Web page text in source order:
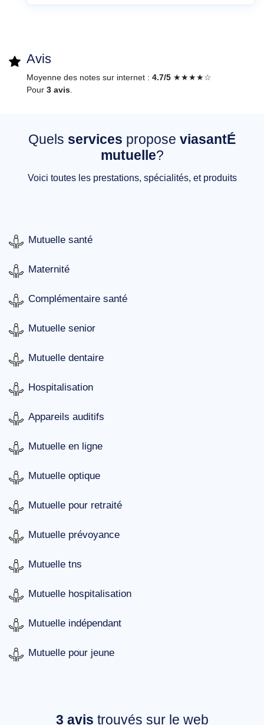
Avis
Moyenne des notes sur internet : 4.7/5 ★★★★☆
Pour 3 avis
Quels services propose viasantÉ
mutuelle?
Voici toutes les prestations, spécialités, et produits
Mutuelle santé
Maternité
Complémentaire santé
Mutuelle senior
Mutuelle dentaire
Hospitalisation
Appareils auditifs
Mutuelle en ligne
Mutuelle optique
Mutuelle pour retraité
Mutuelle prévoyance
Mutuelle tns
Mutuelle hospitalisation
Mutuelle indépendant
Mutuelle pour jeune
3 avis trouvés sur le web